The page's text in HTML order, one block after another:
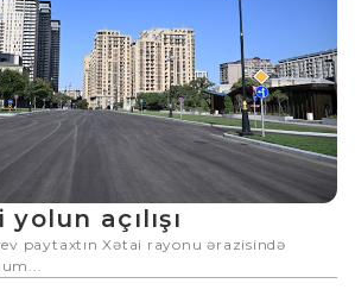
açılışı
paytaxtın Xətai rayonu ərazisində